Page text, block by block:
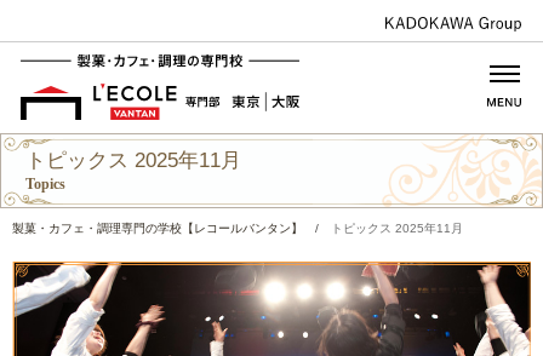
トピックス 2025年11月
Topics
製菓・カフェ・調理専門の学校【レコールバンタン】 / トピックス 2025年11月